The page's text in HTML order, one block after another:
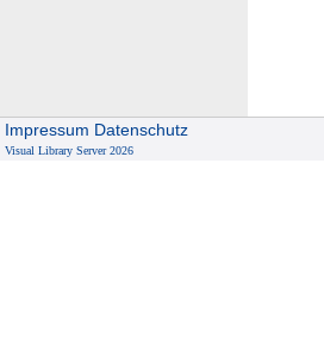
Impressum Datenschutz
Visual Library Server 2026